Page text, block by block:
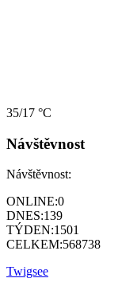
35/17 °C
Návštěvnost
Návštěvnost:
ONLINE:0
DNES:139
TÝDEN:1501
CELKEM:568738
Twigsee